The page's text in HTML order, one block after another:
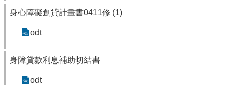
服
訊
身心障礙創貸計畫書0411修 (1)
odt
身障貸款利息補助切結書
odt